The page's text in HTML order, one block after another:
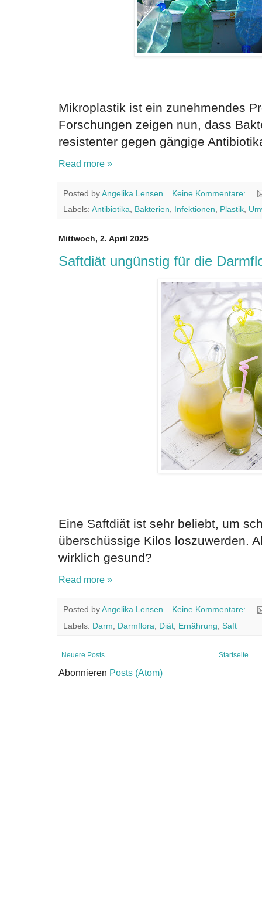
Mikroplastik ist ein zunehmendes
Forschungen zeigen nun, dass
resistenter gegen gängige
Read more »
Posted byAngelika Lensen
Keine Kommentare:
Labels: Antibiotika Bakterien Infektionen Plastik
Mittwoch, 2. April 2025
Saftdiät ungünstig für die
Eine Saftdiät ist sehr beliebt, um
überschüssige Kilos loszuwerden.
wirklich gesund?
Read more »
Posted byAngelika Lensen
Keine Kommentare:
Labels: Darm Darmflora Diät Ernährung Saft
Neuere Posts Startseite
Abonnieren Posts (Atom)